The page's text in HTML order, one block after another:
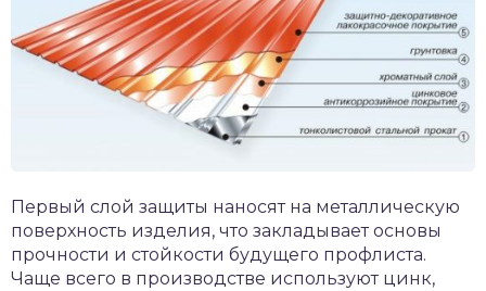
Первый слой защиты наносят на металлическую
поверхность изделия, что закладывает основы
прочности и стойкости будущего профлиста.
Чаще всего в производстве используют цинк,